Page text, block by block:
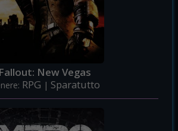
Fallout: New Vegas
RPG | Sparatutto